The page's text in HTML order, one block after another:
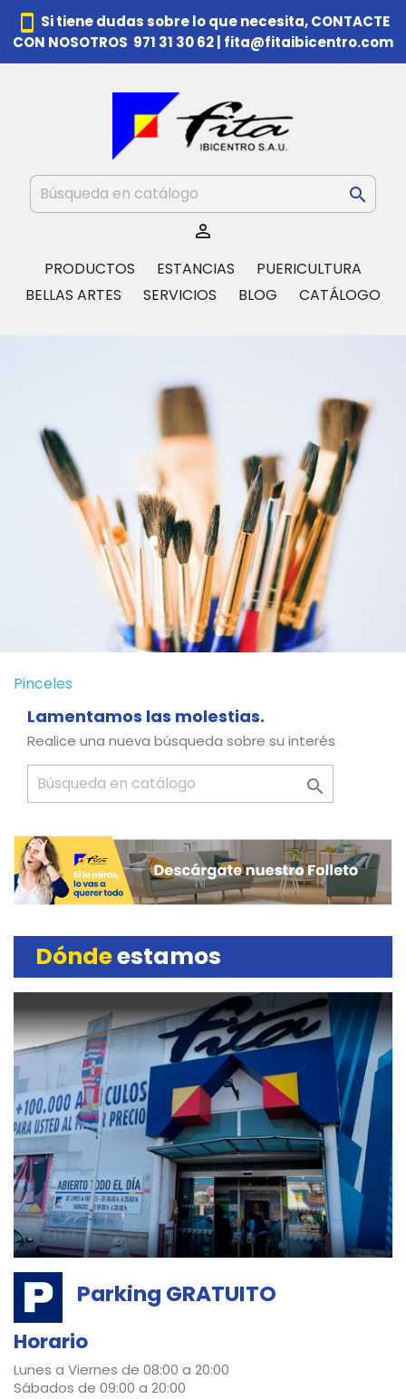
smartphone Si tiene dudas sobre lo que necesita,CONTACTE
CON NOSOTROS 971 31 30 62| fita@fitaibicentro.com


PRODUCTOS ESTANCIAS
PUERICULTURA
BELLAS ARTES
SERVICIOS BLOG CATÁLOGO
Pinceles
Lamentamos las molestias.
Realice una nueva búsqueda sobre su interés

Dóndeestamos
Parking GRATUITO
Horario
Lunes a Viernes de 08:00 a 20:00
Sábados de 09:00 a 20:00